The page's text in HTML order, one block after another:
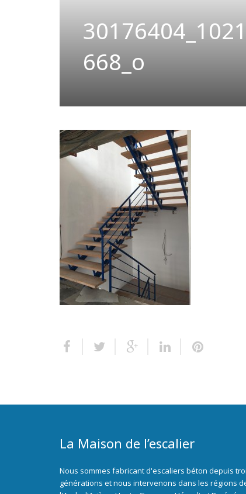
668_o
La Maison de l’escalier
Nous sommes fabricant d'escaliers béton depuis
générations et nous intervenons dans les régions